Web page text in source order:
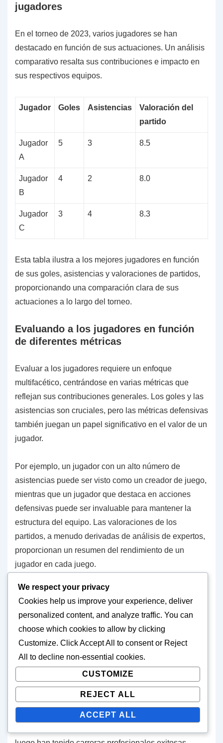
jugadores
En el torneo de 2023, varios jugadores se han
destacado en función de sus actuaciones. Un análisis
comparativo resalta sus contribuciones e impacto en
sus respectivos equipos.
Jugador Goles Asistencias
Valoración del
partido
Jugador
A
5 3 8.5
Jugador
B
4 2 8.0
Jugador
C
3 4 8.3
Esta tabla ilustra a los mejores jugadores en función
de sus goles, asistencias y valoraciones de partidos,
proporcionando una comparación clara de sus
actuaciones a lo largo del torneo.
Evaluando a los jugadores en función
de diferentes métricas
Evaluar a los jugadores requiere un enfoque
multifacético, centrándose en varias métricas que
reflejan sus contribuciones generales. Los goles y las
asistencias son cruciales, pero las métricas defensivas
también juegan un papel significativo en el valor de un
jugador.
Por ejemplo, un jugador con un alto número de
asistencias puede ser visto como un creador de juego,
mientras que un jugador que destaca en acciones
defensivas puede ser invaluable para mantener la
estructura del equipo. Las valoraciones de los
partidos, a menudo derivadas de análisis de expertos,
proporcionan un resumen del rendimiento de un
jugador en cada juego.
Además, métricas como la precisión de los pases y los
regateos completados pueden ofrecer información
sobre las habilidades técnicas y la efectividad de un
jugador en el campo.
Contexto histórico de las actuaciones
de los jugadores en torneos Sub-17
Históricamente, la Copa Mundial Sub-17 de la FIFA ha
sido una plataforma para que los jóvenes talentos
We respect your privacy
Cookies help us improve your experience, deliver
personalized content, and analyze traffic. You can
choose which cookies to allow by clicking
Customize. ClickAccept All to consent or Reject
All
to decline non-essential cookies.
CUSTOMIZE
REJECT ALL
ACCEPT ALL